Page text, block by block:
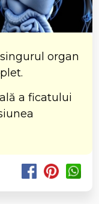
organ
a ficatului